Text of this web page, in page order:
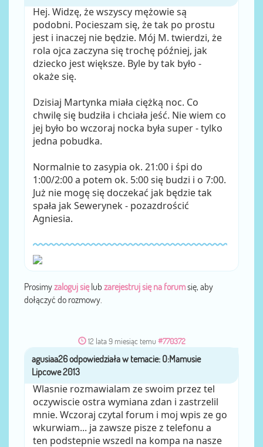
Hej. Widzę, że wszyscy mężowie są
podobni. Pocieszam się, że tak po prostu
jest i inaczej nie będzie. Mój M. twierdzi, że
rola ojca zaczyna się trochę później, jak
dziecko jest większe. Byle by tak było -
okaże się.
Dzisiaj Martynka miała ciężką noc. Co
chwilę się budziła i chciała jeść. Nie wiem co
jej było bo wczoraj nocka była super - tylko
jedna pobudka.
Normalnie to zasypia ok. 21:00 i śpi do
1:00/2:00 a potem ok. 5:00 się budzi i o 7:00.
Już nie mogę się doczekać jak będzie tak
spała jak Sewerynek - pozazdrościć
Agniesia.
Prosimyzaloguj sięlub zarejestruj się na forumsię, aby
dołączyć do rozmowy.
12 lata 9 miesiąc temu #770372
przezagusiaa26
Wlasnie rozmawialam ze swoim przez tel
oczywiscie ostra wymiana zdan i zastrzelil
mnie. Wczoraj czytal forum i moj wpis ze go
wkurwiam... ja zawsze pisze z telefonu a
ten podstepnie wszedl na kompa na nasze